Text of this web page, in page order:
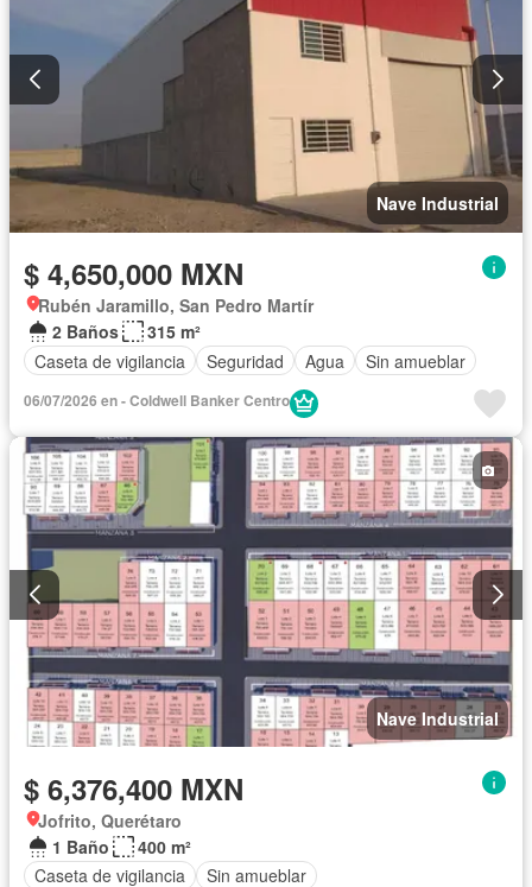
Nave Industrial
$ 4,650,000 MXN
Rubén Jaramillo, San Pedro Martír
2 Baños
315 m²
Caseta de vigilancia
Seguridad Agua Sin amueblar
06/07/2026 en - Coldwell Banker Centro
Nave Industrial
$ 6,376,400 MXN
Jofrito, Querétaro
1 Baño
400 m²
Caseta de vigilancia
Sin amueblar